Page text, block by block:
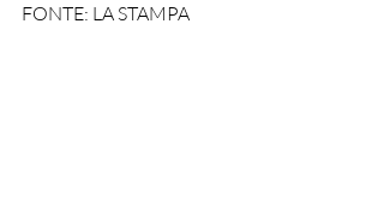
FONTE: LA STAMPA